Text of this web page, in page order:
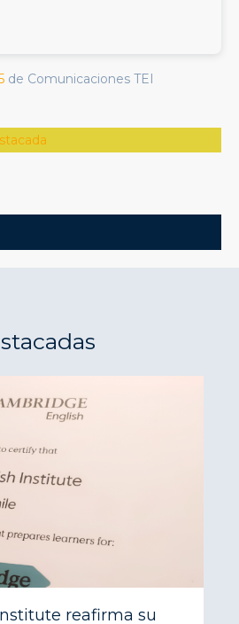
de Comunicaciones TEI
reafirma su